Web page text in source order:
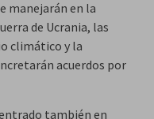
manejarán en la
de Ucrania, las
climático y la
acuerdos por
también en